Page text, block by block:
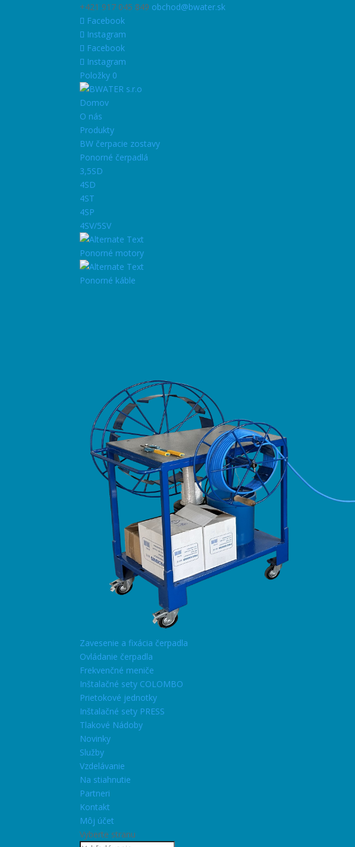
+421 917 045 849 obchod@bwater.sk
Facebook
Instagram
Facebook
Instagram
Položky 0
Domov
O nás
Produkty
BW čerpacie zostavy
Ponorné čerpadlá
3,5SD
4SD
4ST
4SP
4SV/5SV
Ponorné motory
Ponorné káble
Zavesenie a fixácia čerpadla
Ovládanie čerpadla
Frekvenčné meniče
Inštalačné sety COLOMBO
Prietokové jednotky
Inštalačné sety PRESS
Tlakové Nádoby
Novinky
Služby
Vzdelávanie
Na stiahnutie
Partneri
Kontakt
Môj účet
Vyberte stranu